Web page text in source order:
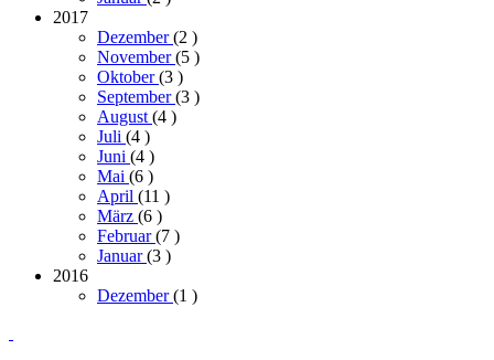
2017
Dezember(2 )
November(5 )
Oktober(3 )
September(3 )
August(4 )
Juli (4 )
Juni (4 )
Mai (6 )
April (11 )
März (6 )
Februar(7 )
Januar(3 )
2016
Dezember(1 )